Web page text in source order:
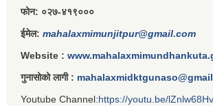
फोन: ०२७-४१९०००
ईमेल: mahalaxmimunjitpur@gmail.com
Website :
गुनासोको लागी :
Youtube Channel:https://youtu.be/